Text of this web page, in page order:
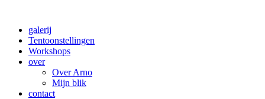
galerij
Tentoonstellingen
Workshops
over
Over Arno
Mijn blik
contact